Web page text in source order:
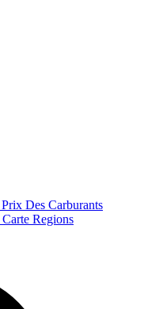
Prix Des Carburants
Carte Regions